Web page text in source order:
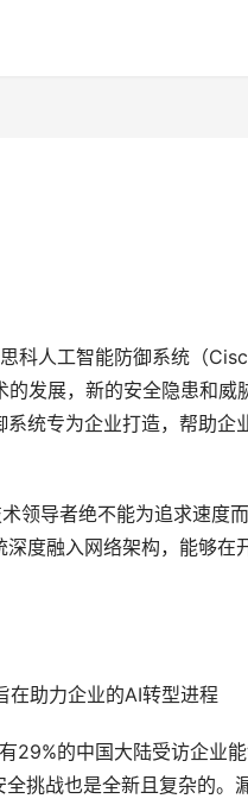
科人工智能防御系统（
发展，新的安全隐患和威
统专为企业打造，帮助企
领导者绝不能为追求速度
度融入网络架构，能够在
助力企业的AI转型进程
29%的中国大陆受访企业
挑战也是全新且复杂的。